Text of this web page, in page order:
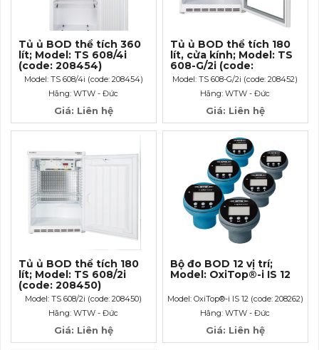
Tủ ủ BOD thể tích 360
lít; Model: TS 608/4i
(code: 208454)
Model: TS 608/4i (code: 208454)
Hãng: WTW - Đức
Giá: Liên hệ
Tủ ủ BOD thể tích 180
lít, cửa kính; Model: TS
608-G/2i (code:
208452)
Model: TS 608-G/2i (code: 208452)
Hãng: WTW - Đức
Giá: Liên hệ
Tủ ủ BOD thể tích 180
lít; Model: TS 608/2i
(code: 208450)
Model: TS 608/2i (code: 208450)
Hãng: WTW - Đức
Giá: Liên hệ
Bộ đo BOD 12 vị trí;
Model: OxiTop®-i IS 12
Model: OxiTop®-i IS 12 (code: 208262)
Hãng: WTW - Đức
Giá: Liên hệ